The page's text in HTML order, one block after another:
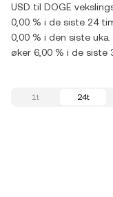
USD til DOGE
0,00 % i de siste 24
0,00 % i den siste
øker 6,00 % i de siste
1t 24t